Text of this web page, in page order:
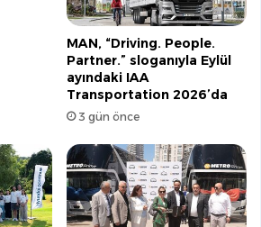
MAN, “Driving. People.
Partner.” sloganıyla Eylül
ayındaki IAA
Transportation 2026’da
3 gün önce